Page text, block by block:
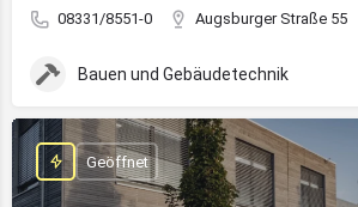
08331/8551-0 Augsburger Straße 55
Bauen und Gebäudetechnik
Geöffnet